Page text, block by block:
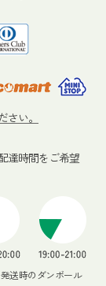
い。
達時間をご希望
送時のダンボール